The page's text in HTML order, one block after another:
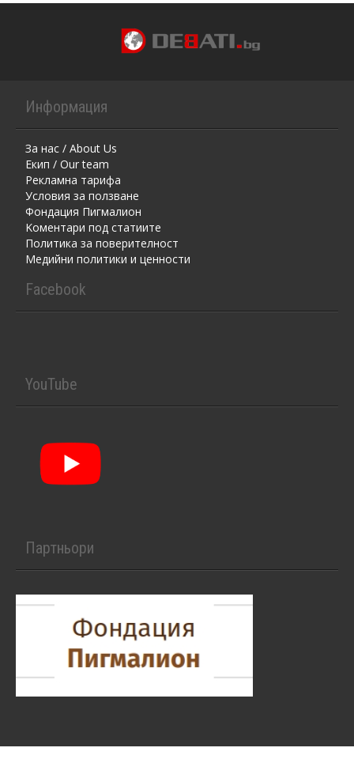
Информация
За нас / About Us
Екип / Our team
Рекламна тарифа
Условия за ползване
Фондация Пигмалион
Kоментaри под статиите
Политика за поверителност
Медийни политики и ценности
Facebook
YouTube
Партньори